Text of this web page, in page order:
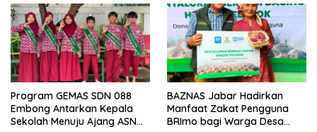
Program GEMAS SDN 088
Embong Antarkan Kepala
Sekolah Menuju Ajang ASN
BAZNAS Jabar Hadirkan
Manfaat Zakat Pengguna
BRImo bagi Warga Desa